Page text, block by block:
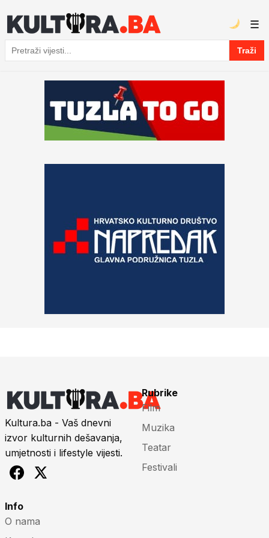
Pretraga
Traži
☰
Kultura.ba - Vaš dnevni
izvor kulturnih dešavanja,
umjetnosti i lifestyle vijesti.
Rubrike
Film
Muzika
Teatar
Festivali
Info
O nama